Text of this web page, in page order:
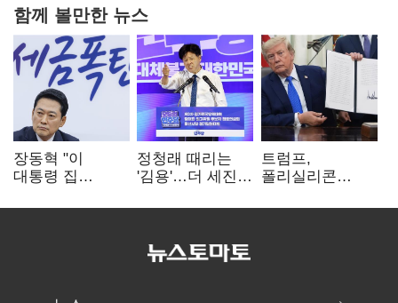
함께 볼만한 뉴스
장동혁 "이
대통령 집
폭탄…'내로남불'"
정청래 때리는
'김용'…더 세진
입
트럼프,
폴리실리콘
관세…"미 산업